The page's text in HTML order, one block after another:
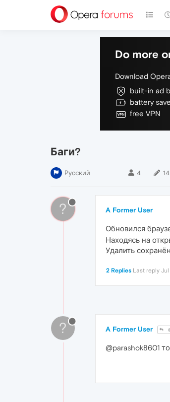
Do more
Download
built-in ad
battery
free VPN
Баги?
Русский 4 14
? A Former User
Обновился
Находясь на
Удалить
2 Replies Last reply Jul
? A Former User
@parashok8601